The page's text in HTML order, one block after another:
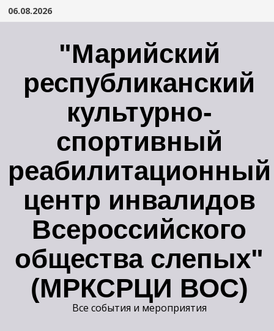
Перейти
06.08.2026
"Марийский
республиканский
культурно-
спортивный
реабилитационный
центр инвалидов
Всероссийского
общества слепых"
(МРКСРЦИ ВОС)
Все события и мероприятия